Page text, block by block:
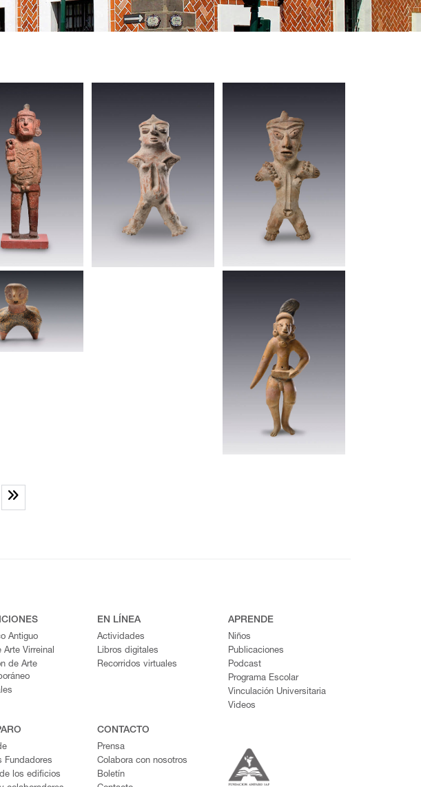
Antiguo
Arte Virreinal
de Arte
EN LÍNEA
Actividades
Libros digitales
Recorridos virtuales
APRENDE
Niños
Publicaciones
Podcast
Programa Escolar
Vinculación Universitaria
Videos
Fundadores
los edificios
CONTACTO
Prensa
Colabora con nosotros
Boletín